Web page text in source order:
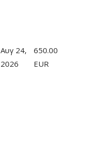
Αυγ 24,
2026
650.00
EUR